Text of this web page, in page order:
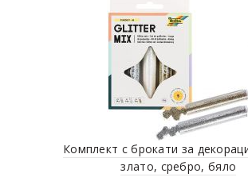
Комплект с брокати за
злато, сребро, бяло